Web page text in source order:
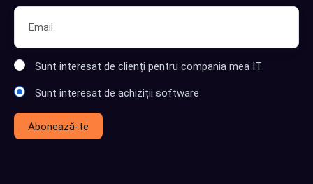
Sunt interesat de clienți pentru compania mea IT
Sunt interesat de achiziții software
Abonează-te